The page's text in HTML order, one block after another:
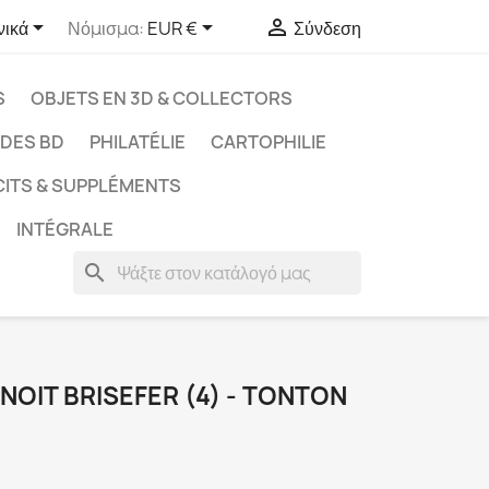
 Νόμισμα: EUR €  Σύνδεση
OBJETS EN 3D & COLLECTORS
BD
PHILATÉLIE
CARTOPHILIE
& SUPPLÉMENTS
INTÉGRALE
search
BRISEFER (4) - TONTON